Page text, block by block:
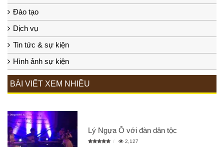
Đào tạo
Dịch vụ
Tin tức & sự kiện
Hình ảnh sự kiện
BÀI VIẾT XEM NHIỀU
Lý Ngựa Ô với đàn dân tộc
2,127